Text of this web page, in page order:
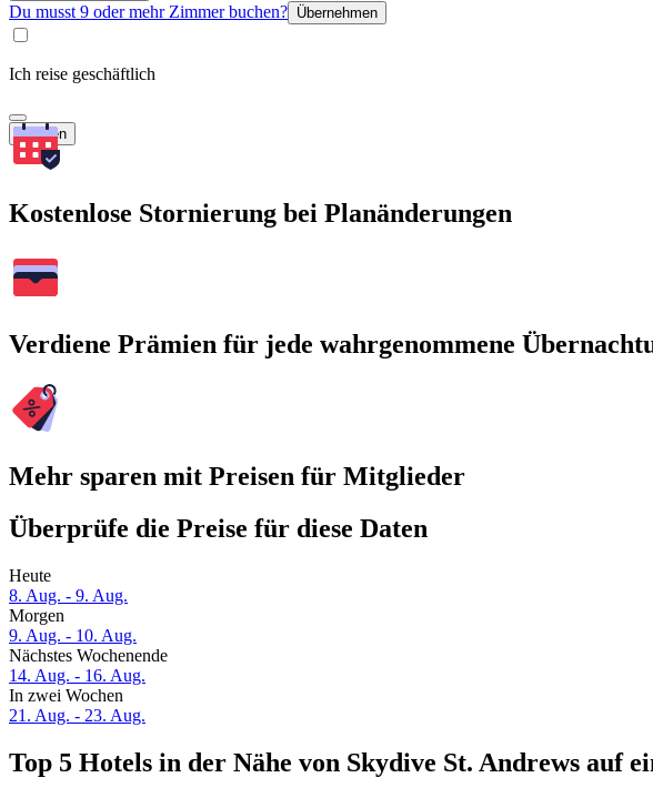
Du musst 9 oder mehr Zimmer buchen? Übernehmen
Ich reise geschäftlich
Suchen
Kostenlose Stornierung bei Planänderungen
Verdiene Prämien für jede wahrgenommene
Mehr sparen mit Preisen für Mitglieder
Überprüfe die Preise für diese Daten
Heute
8. Aug. - 9. Aug.
Morgen
9. Aug. - 10. Aug.
Nächstes Wochenende
14. Aug. - 16. Aug.
In zwei Wochen
21. Aug. - 23. Aug.
Top 5 Hotels in der Nähe von Skydive St. Andrews auf